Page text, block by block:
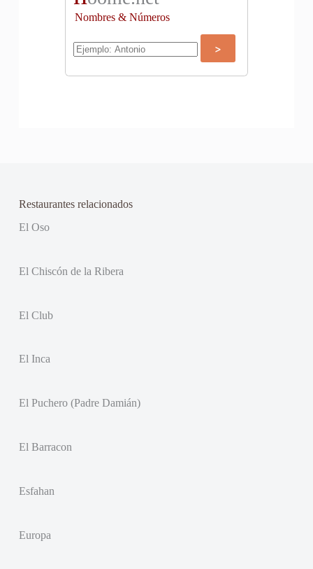
Nombres & Números
Restaurantes relacionados
El Oso
El Chiscón de la Ribera
El Club
El Inca
El Puchero (Padre Damián)
El Barracon
Esfahan
Europa